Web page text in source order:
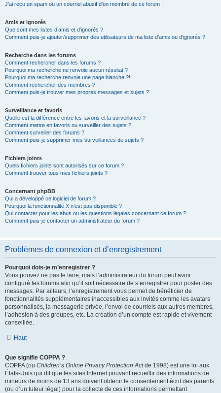
J’ai reçu un spam ou un courriel abusif d’un membre de ce forum !
Amis et ignorés
Que sont mes listes d’amis et d’ignorés ?
Comment puis-je ajouter/supprimer des utilisateurs de ma liste d’amis ou d’ignorés ?
Recherche dans les forums
Comment rechercher dans les forums ?
Pourquoi ma recherche ne renvoie aucun résultat ?
Pourquoi ma recherche renvoie une page blanche ?!
Comment rechercher des membres ?
Comment puis-je trouver mes propres messages et sujets ?
Surveillance et favoris
Quelle est la différence entre les favoris et la surveillance ?
Comment mettre en favoris ou surveiller des sujets ?
Comment surveiller des forums ?
Comment puis-je supprimer mes surveillances de sujets ?
Fichiers joints
Quels fichiers joints sont autorisés sur ce forum ?
Comment trouver tous mes fichiers joints ?
Concernant phpBB
Qui a développé ce logiciel de forum ?
Pourquoi la fonctionnalité X n’est pas disponible ?
Qui contacter pour les abus ou les questions légales concernant ce forum ?
Comment puis-je contacter un administrateur du forum ?
Problèmes de connexion et d’enregistrement
Pourquoi dois-je m’enregistrer ?
Vous pouvez ne pas le faire, mais l’administrateur du forum peut avoir
configuré les forums afin qu’il soit nécessaire de s’enregistrer pour poster des
messages. Par ailleurs, l’enregistrement vous permet de bénéficier de
fonctionnalités supplémentaires inaccessibles aux invités comme les avatars
personnalisés, la messagerie privée, l’envoi de courriels aux autres membres,
l’adhésion à des groupes, etc. La création d’un compte est rapide et vivement
conseillée.
Haut
Que signifie COPPA ?
COPPA (ou Children’s Online Privacy Protection Actde 1998) est une loi aux
États-Unis qui dit que les sites Internet pouvant recueillir des informations de
mineurs de moins de 13 ans doivent obtenir le consentement écrit des parents
(ou d’un tuteur légal) pour la collecte de ces informations permettant